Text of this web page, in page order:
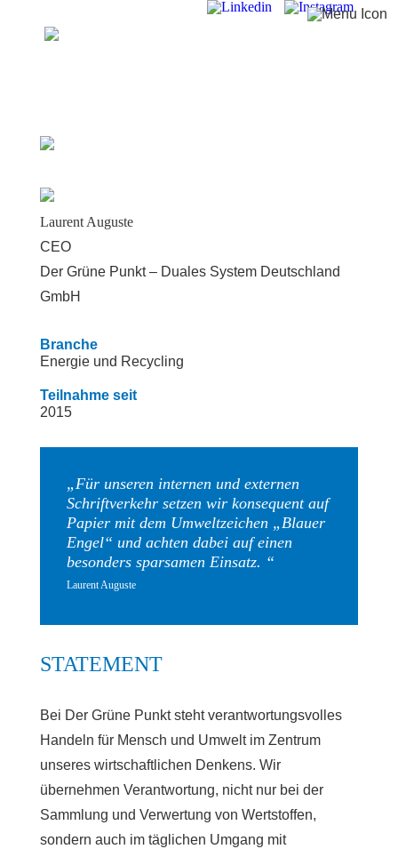
Laurent Auguste
CEO
Der Grüne Punkt – Duales System Deutschland
GmbH
Branche
Energie und Recycling
Teilnahme seit
2015
„Für unseren internen und externen
Schriftverkehr setzen wir konsequent auf
Papier mit dem Umweltzeichen „Blauer
Engel“ und achten dabei auf einen
besonders sparsamen Einsatz. “
Laurent Auguste
STATEMENT
Bei Der Grüne Punkt steht verantwortungsvolles
Handeln für Mensch und Umwelt im Zentrum
unseres wirtschaftlichen Denkens. Wir
übernehmen Verantwortung, nicht nur bei der
Sammlung und Verwertung von Wertstoffen,
sondern auch im täglichen Umgang mit